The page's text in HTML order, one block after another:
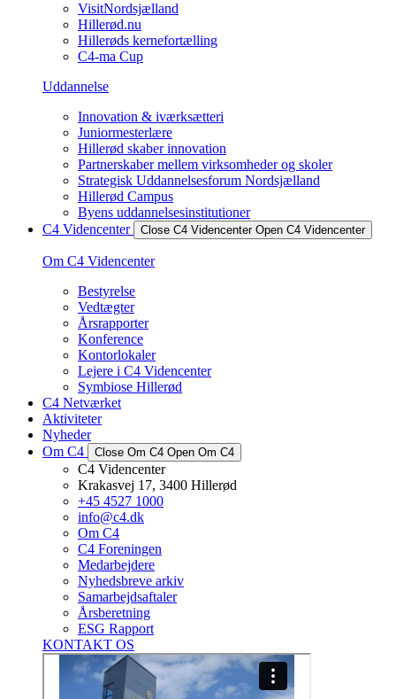
VisitNordsjælland
Hillerød.nu
Hillerøds kernefortælling
C4-ma Cup
Uddannelse
Innovation & iværksætteri
Juniormesterlære
Hillerød skaber innovation
Partnerskaber mellem virksomheder og skoler
Strategisk Uddannelsesforum Nordsjælland
Hillerød Campus
Byens uddannelsesinstitutioner
C4 Videncenter
Close C4 Videncenter Open C4 Videncenter
Om C4 Videncenter
Bestyrelse
Vedtægter
Årsrapporter
Konference
Kontorlokaler
Lejere i C4 Videncenter
Symbiose Hillerød
C4 Netværket
Aktiviteter
Nyheder
Om C4
Close Om C4 Open Om C4
C4 Videncenter
Krakasvej 17, 3400 Hillerød
+45 4527 1000
info@c4.dk
Om C4
C4 Foreningen
Medarbejdere
Nyhedsbreve arkiv
Samarbejdsaftaler
Årsberetning
ESG Rapport
KONTAKT OS